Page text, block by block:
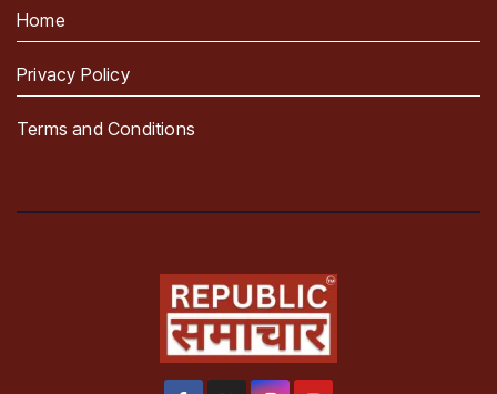
Home
Privacy Policy
Terms and Conditions